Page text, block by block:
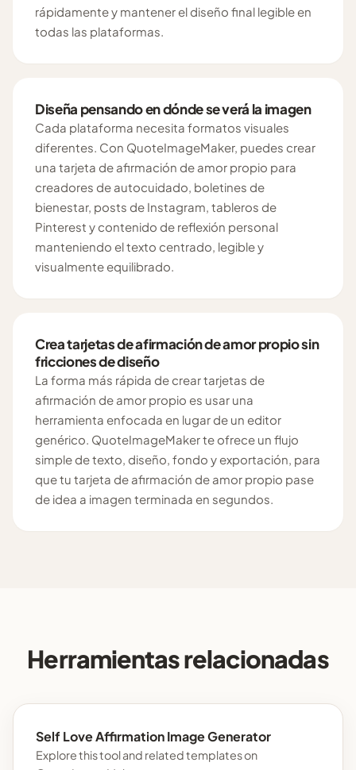
rápidamente y mantener el diseño final legible en
todas las plataformas.
Diseña pensando en dónde se verá la imagen
Cada plataforma necesita formatos visuales
diferentes. Con QuoteImageMaker, puedes crear
una tarjeta de afirmación de amor propio para
creadores de autocuidado, boletines de
bienestar, posts de Instagram, tableros de
Pinterest y contenido de reflexión personal
manteniendo el texto centrado, legible y
visualmente equilibrado.
Crea tarjetas de afirmación de amor propio sin
fricciones de diseño
La forma más rápida de crear tarjetas de
afirmación de amor propio es usar una
herramienta enfocada en lugar de un editor
genérico. QuoteImageMaker te ofrece un flujo
simple de texto, diseño, fondo y exportación, para
que tu tarjeta de afirmación de amor propio pase
de idea a imagen terminada en segundos.
Herramientas relacionadas
Self Love Affirmation Image Generator
Explore this tool and related templates on